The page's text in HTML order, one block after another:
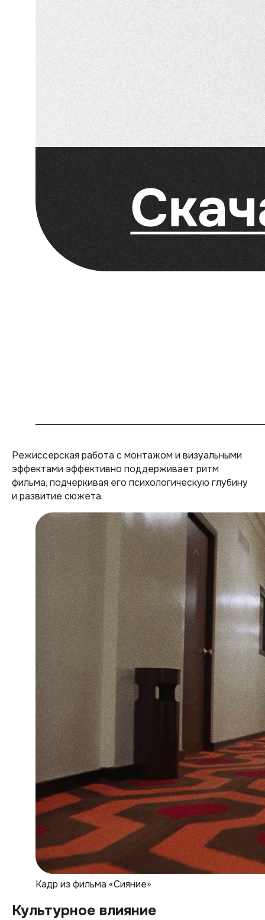
Режиссерская работа с монтажом и визуальными
эффектами эффективно поддерживает ритм
фильма, подчеркивая его психологическую глубину
и развитие сюжета.
Кадр из фильма «Сияние»
Культурное влияние